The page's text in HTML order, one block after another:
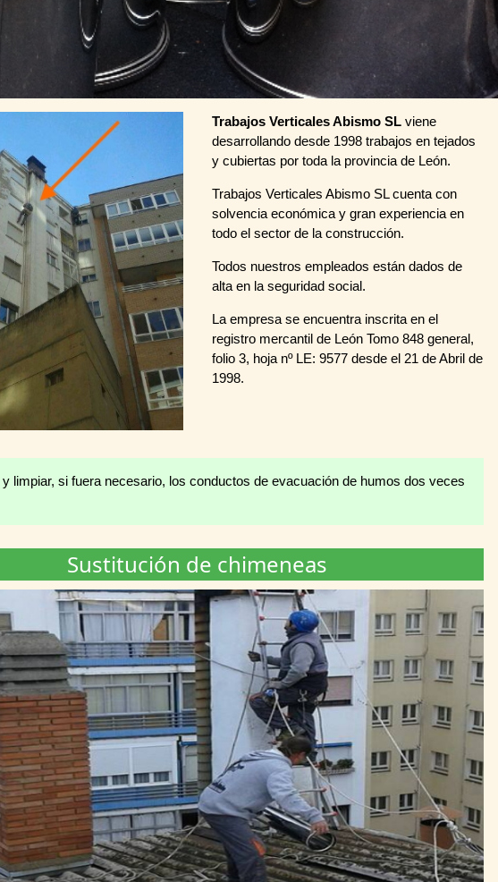
Trabajos Verticales Abismo SL viene
desarrollando desde 1998 trabajos en tejados
y cubiertas por toda la provincia de León.
Trabajos Verticales Abismo SL cuenta con
solvencia económica y gran experiencia en
todo el sector de la construcción.
Todos nuestros empleados están dados de
alta en la seguridad social.
La empresa se encuentra inscrita en el
registro mercantil de León Tomo 848 general,
folio 3, hoja nº LE: 9577 desde el 21 de Abril de
1998.
si fuera necesario, los conductos de evacuación de humos dos veces
Sustitución de chimeneas